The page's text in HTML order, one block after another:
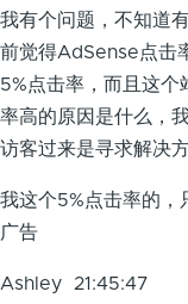
我有个问题，不知道
前觉得AdSense点击
5%点击率，而且这
率高的原因是什么，
访客过来是寻求解决
我这个5%点击率的，
广告
Ashley 21:45:47